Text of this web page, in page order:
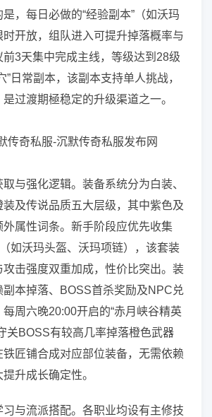
，每日必做的“经验副本”（如沃玛
开放，组队进入可提升掉落概率与
3天集中完成主线，等级达到28级
”日常副本，该副本支持单人挑战，
过渡期極稳定的升级渠道之一。
与强化逻辑。装备系统分为白装、
装及传说品质五大层级，其中紫色及
外属性词条。新手阶段应优先收集
如沃玛头盔、沃玛项链），该套装
击强度双重加成，性价比突出。装
副本掉落、BOSS首杀奖励及NPC兑
周六晚20:00开启的“赤月峡谷精英
关BOSS有较高几率掉落橙色武器
铁匠铺合成对应部位装备，无需依赖
升成长确定性。
习与流派搭配。各职业均设有主修技